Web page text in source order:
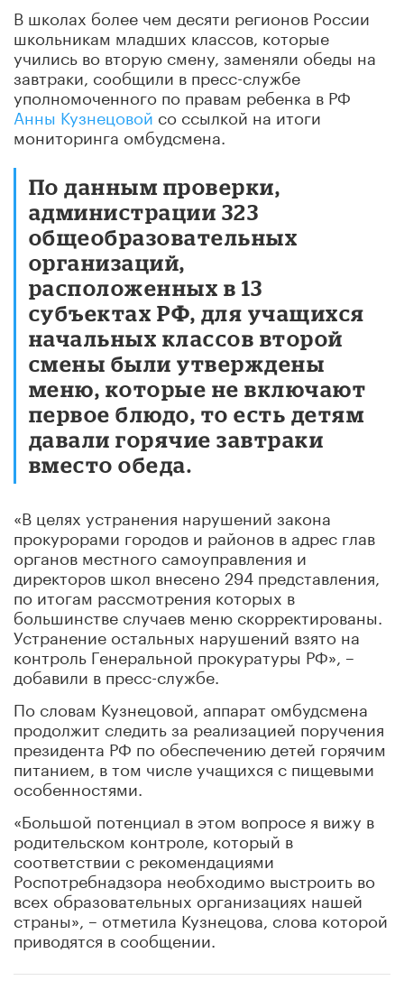
В школах более чем десяти регионов России
школьникам младших классов, которые
учились во вторую смену, заменяли обеды на
завтраки, сообщили в пресс-службе
уполномоченного по правам ребенка в РФ
Анны Кузнецовой со ссылкой на итоги
мониторинга омбудсмена.
По данным проверки,
администрации 323
общеобразовательных
организаций,
расположенных в 13
субъектах РФ, для учащихся
начальных классов второй
смены были утверждены
меню, которые не включают
первое блюдо, то есть детям
давали горячие завтраки
вместо обеда.
«В целях устранения нарушений закона
прокурорами городов и районов в адрес глав
органов местного самоуправления и
директоров школ внесено 294 представления,
по итогам рассмотрения которых в
большинстве случаев меню скорректированы.
Устранение остальных нарушений взято на
контроль Генеральной прокуратуры РФ», –
добавили в пресс-службе.
По словам Кузнецовой, аппарат омбудсмена
продолжит следить за реализацией поручения
президента РФ по обеспечению детей горячим
питанием, в том числе учащихся с пищевыми
особенностями.
«Большой потенциал в этом вопросе я вижу в
родительском контроле, который в
соответствии с рекомендациями
Роспотребнадзора необходимо выстроить во
всех образовательных организациях нашей
страны», – отметила Кузнецова, слова которой
приводятся в сообщении.